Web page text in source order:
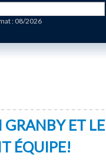
: 08/2026
ET
ÉQUIPE!